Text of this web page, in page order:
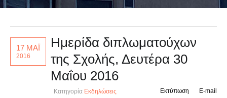
17 ΜΑΪ
2016
Ημερίδα διπλωματούχων
της Σχολής, Δευτέρα 30
Μαΐου 2016
Κατηγορία Εκδηλώσεις E-mail
Εκτύπωση